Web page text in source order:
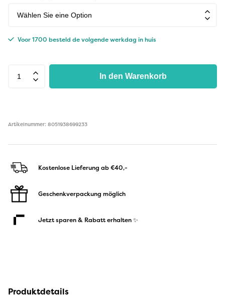
Voor 1700 besteld de volgende werkdag in huis
In den Warenkorb
Artikelnummer: 8051938699233
Kostenlose Lieferung ab €40,-
Geschenkverpackung möglich
Jetzt sparen & Rabatt erhalten ✨
Produktdetails